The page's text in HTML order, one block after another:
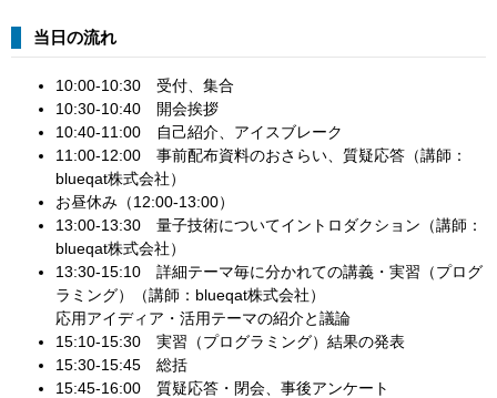
当日の流れ
10:00-10:30 受付、集合
10:30-10:40 開会挨拶
10:40-11:00 自己紹介、アイスブレーク
11:00-12:00 事前配布資料のおさらい、質疑応答（講師：
blueqat株式会社）
お昼休み（12:00-13:00）
13:00-13:30 量子技術についてイントロダクション（講師：
blueqat株式会社）
13:30-15:10 詳細テーマ毎に分かれての講義・実習（プログ
ラミング）（講師：blueqat株式会社）
応用アイディア・活用テーマの紹介と議論
15:10-15:30 実習（プログラミング）結果の発表
15:30-15:45 総括
15:45-16:00 質疑応答・閉会、事後アンケート